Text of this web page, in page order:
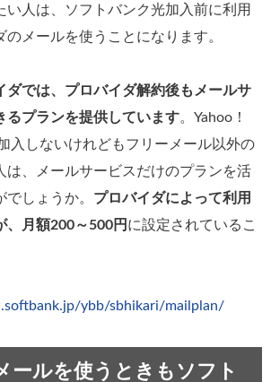
い人は、ソフトバンク光加入前に利用
のメールを使うことになります。
ダでは、プロバイダ解約後もメールサ
るプランを提供しています。Yahoo！
入しないけれどもフリーメール以外の
は、メールサービスだけのプランを活
しょうか。 プロバイダによって利用
、月額200～500円 に設定されているこ
ybb/sbhikari/mailplan/
ールを使うときもソフト